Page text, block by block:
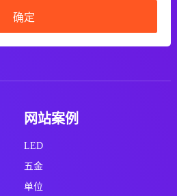
确定
网站案例
LED
五金
单位